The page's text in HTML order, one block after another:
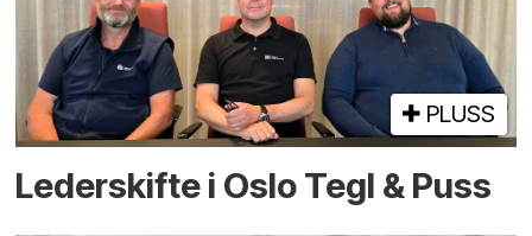
PLUSS
Lederskifte i Oslo Tegl & Puss